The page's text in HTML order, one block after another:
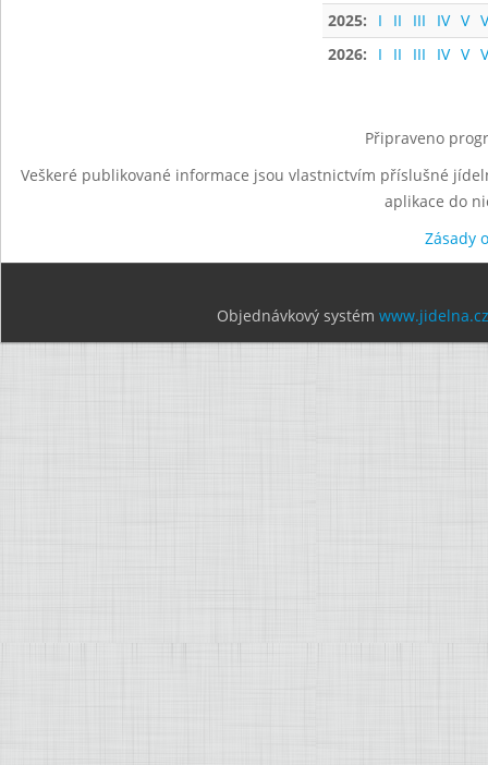
2025:
I II III IV V
2026:
I II III IV V
Připraveno
Veškeré publikované informace jsou vlastnictvím příslušné
aplikace do
Zásady
Objednávkový systém www.jidelna.cz